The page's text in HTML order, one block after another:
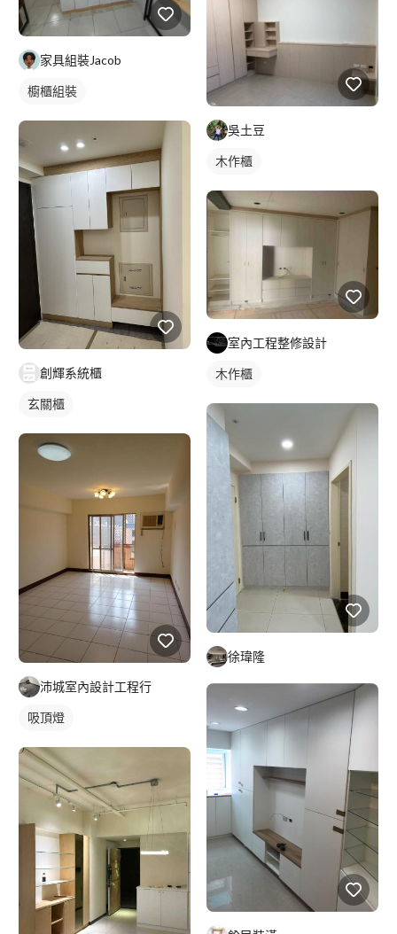
家具組裝Jacob
櫥櫃組裝
創輝系統櫃
玄關櫃
沛城室內設計工程行
吸頂燈
吳土豆
木作櫃
室內工程整修設計
木作櫃
徐瑋隆